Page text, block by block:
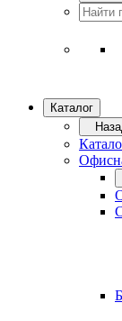
Каталог